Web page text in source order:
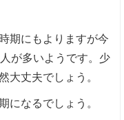
期にもよりますが今
が多いようです。少
大丈夫でしょう。
になるでしょう。